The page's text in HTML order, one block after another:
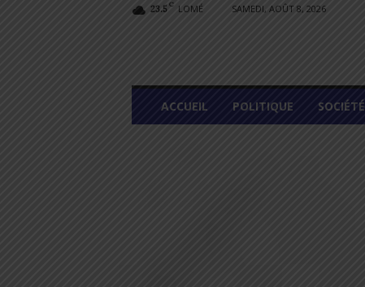
23.5 C LOMÉ SAMEDI, AOÛT 8, 2026
L
M
ACCUEIL POLITIQUE SOCIÉTÉ